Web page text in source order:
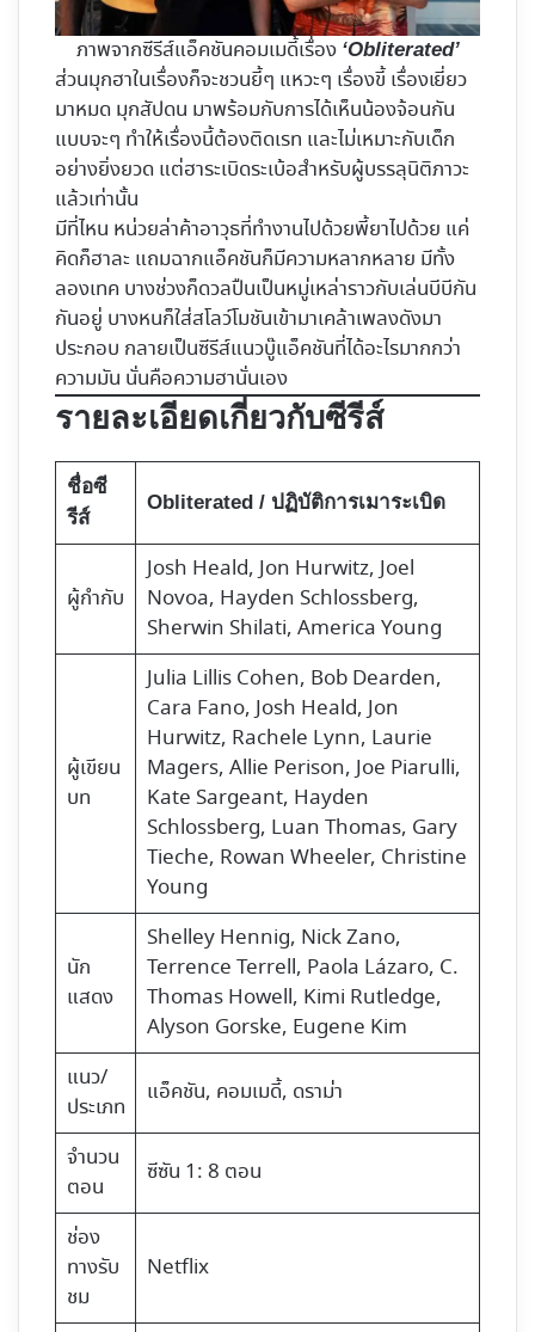
ภาพจากซีรีส์แอ็คชันคอมเมดี้เรื่อง ‘Obliterated’
ส่วนมุกฮาในเรื่องก็จะชวนยี้ๆ แหวะๆ เรื่องขี้ เรื่องเยี่ยว
มาหมด มุกสัปดน มาพร้อมกับการได้เห็นน้องจ้อนกัน
แบบจะๆ ทำให้เรื่องนี้ต้องติดเรท และไม่เหมาะกับเด็ก
อย่างยิ่งยวด แต่ฮาระเบิดระเบ้อสำหรับผู้บรรลุนิติภาวะ
แล้วเท่านั้น
มีที่ไหน หน่วยล่าค้าอาวุธที่ทำงานไปด้วยพี้ยาไปด้วย แค่
คิดก็ฮาละ แถมฉากแอ็คชันก็มีความหลากหลาย มีทั้ง
ลองเทค บางช่วงก็ดวลปืนเป็นหมู่เหล่าราวกับเล่นบีบีกัน
กันอยู่ บางหนก็ใส่สโลว์โมชันเข้ามาเคล้าเพลงดังมา
ประกอบ กลายเป็นซีรีส์แนวบู๊แอ็คชันที่ได้อะไรมากกว่า
ความมัน นั่นคือความฮานั่นเอง
รายละเอียดเกี่ยวกับซีรีส์
ชื่อซี
รีส์
Obliterated / ปฏิบัติการเมาระเบิด
ผู้กำกับ
Josh Heald, Jon Hurwitz, Joel
Novoa, Hayden Schlossberg,
Sherwin Shilati, America Young
ผู้เขียน
บท
Julia Lillis Cohen, Bob Dearden,
Cara Fano, Josh Heald, Jon
Hurwitz, Rachele Lynn, Laurie
Magers, Allie Perison, Joe Piarulli,
Kate Sargeant, Hayden
Schlossberg, Luan Thomas, Gary
Tieche, Rowan Wheeler, Christine
Young
นัก
แสดง
Shelley Hennig, Nick Zano,
Terrence Terrell, Paola Lázaro, C.
Thomas Howell, Kimi Rutledge,
Alyson Gorske, Eugene Kim
แนว/
ประเภท
แอ็คชัน,​ คอมเมดี้, ดราม่า
จำนวน
ตอน
ซีซัน 1: 8 ตอน
ช่อง
ทางรับ
ชม
Netflix